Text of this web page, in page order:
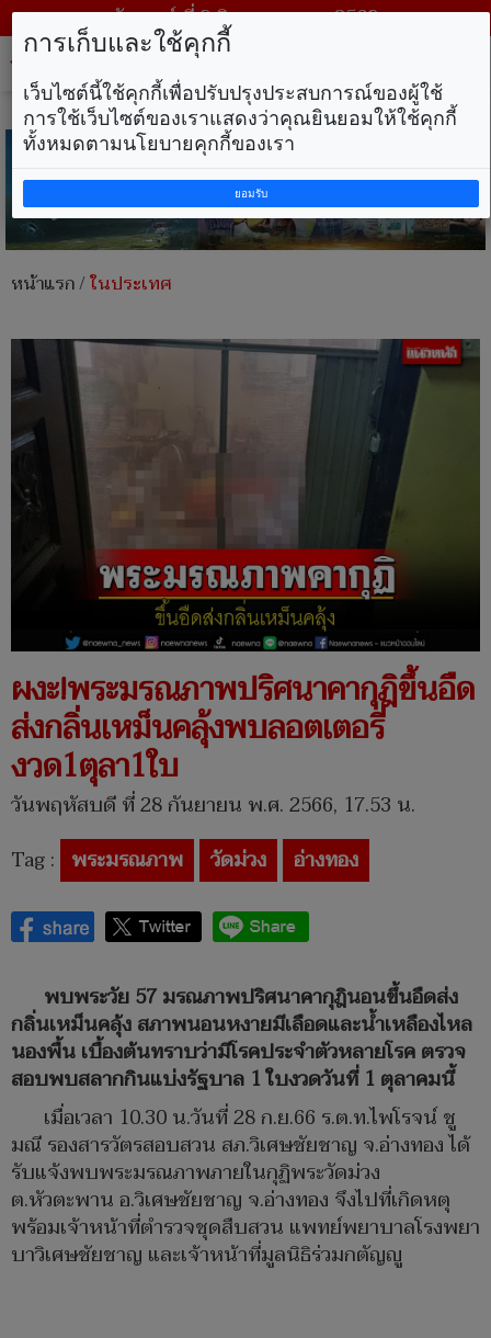
วันเสาร์ ที่ 8 สิงหาคม พ.ศ. 2569
หน้าแรก/ในประเทศ
ผงะ!พระมรณภาพปริศนาคากุฎิขึ้นอืด
ส่งกลิ่นเหม็นคลุ้งพบลอตเตอรี่
งวด1ตุลา1ใบ
วันพฤหัสบดี ที่ 28 กันยายน พ.ศ. 2566, 17.53 น.
Tag : พระมรณภาพ วัดม่วง อ่างทอง
พบพระวัย 57 มรณภาพปริศนาคากุฎินอนขึ้นอืดส่ง
กลิ่นเหม็นคลุ้ง สภาพนอนหงายมีเลือดและน้ำเหลืองไหล
นองพื้น เบื้องต้นทราบว่ามีโรคประจำตัวหลายโรค ตรวจ
สอบพบสลากกินแบ่งรัฐบาล 1 ใบงวดวันที่ 1 ตุลาคมนี้
เมื่อเวลา 10.30 น.วันที่ 28 ก.ย.66 ร.ต.ท.ไพโรจน์ ชู
มณี รองสารวัตรสอบสวน สภ.วิเศษชัยชาญ จ.อ่างทอง ได้
รับแจ้งพบพระมรณภาพภายในกุฏิพระวัดม่วง
ต.หัวตะพาน อ.วิเศษชัยชาญ จ.อ่างทอง จึงไปที่เกิดหตุ
พร้อมเจ้าหน้าที่ตำรวจชุดสืบสวน แพทย์พยาบาลโรงพยา
บาวิเศษชัยชาญ และเจ้าหน้าที่มูลนิธิร่วมกตัญญู
การเก็บและใช้คุกกี้
เว็บไซต์นี้ใช้คุกกี้เพื่อปรับปรุงประสบการณ์ของผู้ใช้
การใช้เว็บไซต์ของเราแสดงว่าคุณยินยอมให้ใช้คุกกี้
ทั้งหมดตามนโยบายคุกกี้ของเรา
ยอมรับ